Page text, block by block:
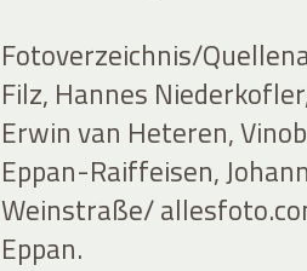
Fotoverzeichnis/
Filz, Hannes
Erwin van Heteren,
Eppan-Raiffeisen,
Weinstraße/
Eppan.